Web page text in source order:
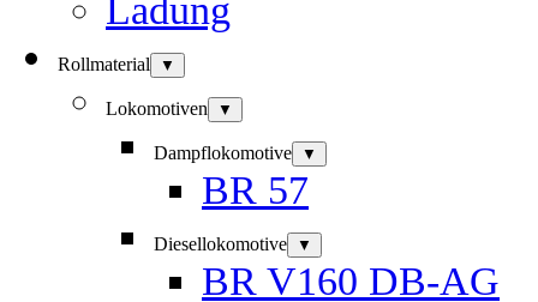
Ladung
Rollmaterial ▼
Lokomotiven ▼
Dampflokomotive ▼
BR 57
Diesellokomotive ▼
BR V160 DB-AG